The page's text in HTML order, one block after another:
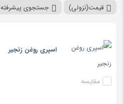
قیمت(نزولی) جستجوی پیشرفته
اسپری روغن زنجیر
مقایسه